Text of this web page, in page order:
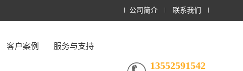
公司简介 联系我们
客户案例 服务与支持
13552591542